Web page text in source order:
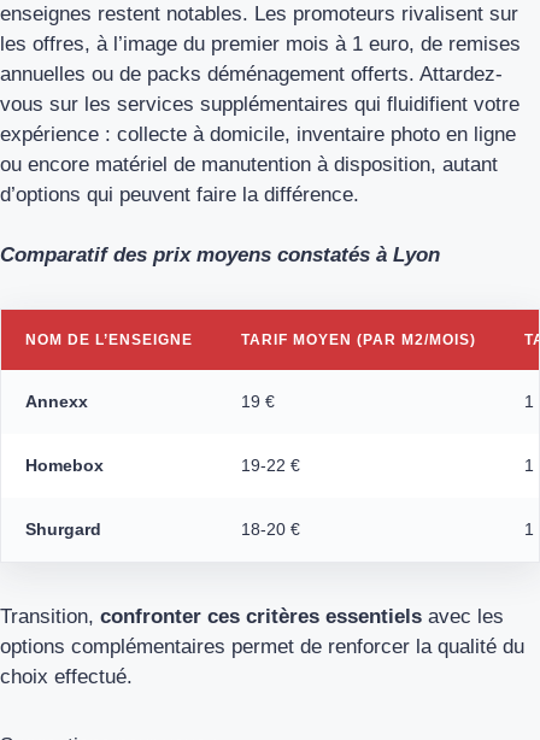
enseignes restent notables. Les promoteurs rivalisent sur
les offres, à l’image du premier mois à 1 euro, de remises
annuelles ou de packs déménagement offerts. Attardez-
vous sur les services supplémentaires qui fluidifient votre
expérience : collecte à domicile, inventaire photo en ligne
ou encore matériel de manutention à disposition, autant
d’options qui peuvent faire la différence.
Comparatif des prix moyens constatés à Lyon
NOM DE L’ENSEIGNE TARIF MOYEN (PAR M2/MOIS)
Annexx 19 € 1
Homebox 19-22 € 1
Shurgard 18-20 € 1
Transition, confronter ces critères essentiels avec les
options complémentaires permet de renforcer la qualité du
choix effectué.